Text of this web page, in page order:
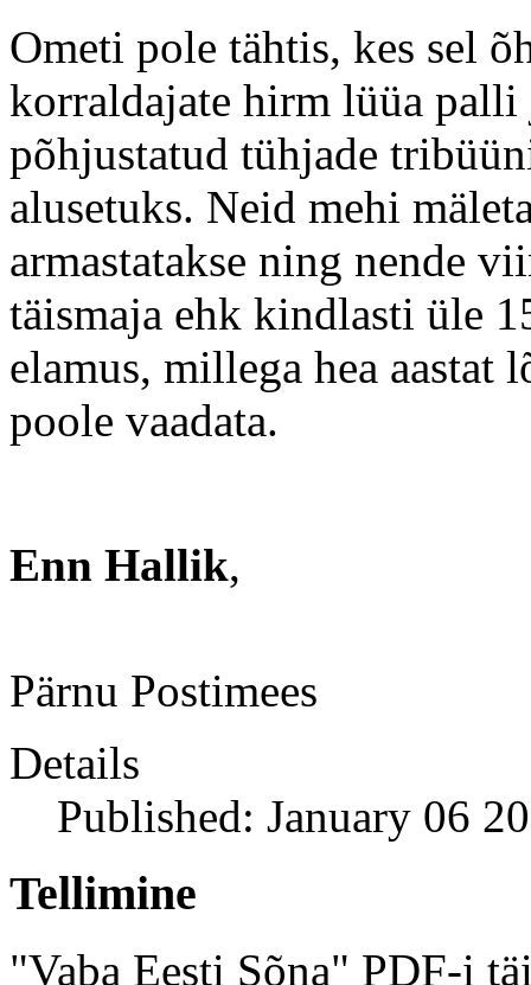
Ometi pole tähtis, kes sel
korraldajate hirm lüüa
põhjustatud tühjade
alusetuks. Neid mehi
armastatakse ning nende
täismaja ehk kindlasti üle
elamus, millega hea
poole vaadata.
Enn Hallik,
Pärnu Postimees
Details
Published: January 06
Tellimine
"Vaba Eesti Sõna" PDF-i